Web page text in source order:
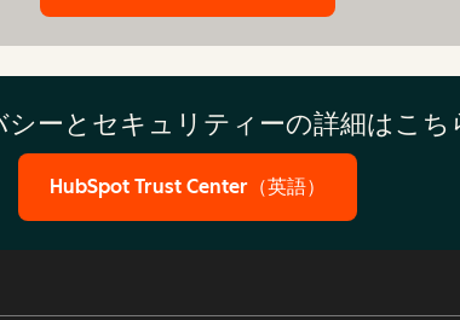
ーとセキュリティーの詳細はこち
HubSpot Trust Center（英語）